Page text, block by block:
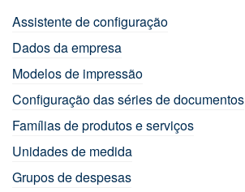
Assistente de configuração
Dados da empresa
Modelos de impressão
Configuração das séries de documentos
Famílias de produtos e serviços
Unidades de medida
Grupos de despesas